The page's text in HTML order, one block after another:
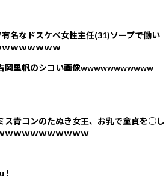
名なドスケベ女性主任(31)ソープで働い
ｗｗｗｗｗｗ
岡里帆のシコい画像wwwwwwwwwww
ス青コンのたぬき女王、お乳で童貞を○し
ｗｗｗｗｗｗｗｗｗｗ
!